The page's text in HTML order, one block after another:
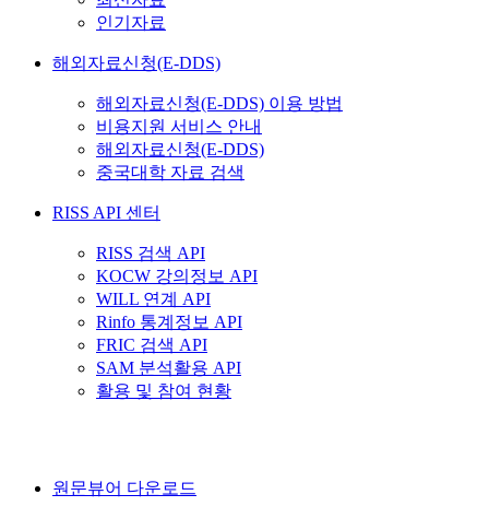
인기자료
해외자료신청(E-DDS)
해외자료신청(E-DDS) 이용 방법
비용지원 서비스 안내
해외자료신청(E-DDS)
중국대학 자료 검색
RISS API 센터
RISS 검색 API
KOCW 강의정보 API
WILL 연계 API
Rinfo 통계정보 API
FRIC 검색 API
SAM 분석활용 API
활용 및 참여 현황
원문뷰어 다운로드